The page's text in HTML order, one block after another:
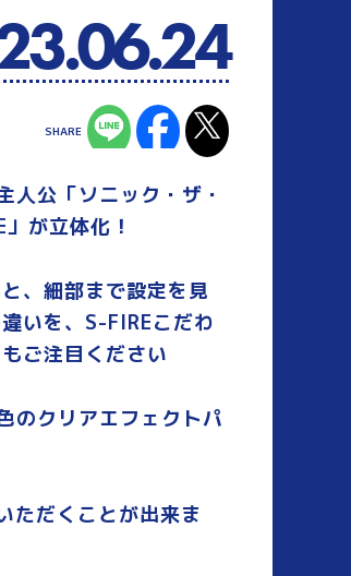
公「ソニック・ザ・
が立体化！
、細部まで設定を見
いを、S-FIREこだわ
ご注目ください
のクリアエフェクトパ
ただくことが出来ま